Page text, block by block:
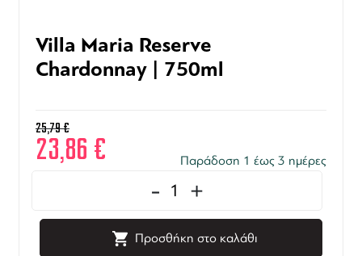
Villa Maria Reserve
Chardonnay | 750ml
25,79€
23,86 € Παράδοση 1 έως 3 ημέρες
- +
Προσθήκη στο καλάθι